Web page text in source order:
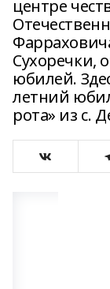
центре
Сухоречки,
юбилей.
летний
рота» из с.